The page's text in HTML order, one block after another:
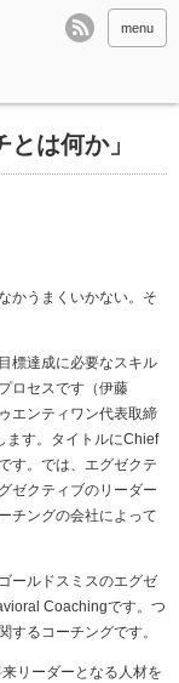
menu
は何か」
かうまくいかない。そ
標達成に必要なスキル
ロセスです（伊藤
エンティワン代表取締
ます。タイトルにChief
。では、エグゼクテ
ゼクティブのリーダー
チングの会社によって
ールドスミスのエグゼ
Coachingです。つ
するコーチングです。
リーダーとなる人材を